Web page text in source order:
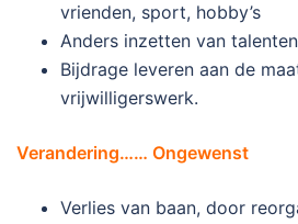
vrienden, sport, hobby’s
Anders inzetten van talenten
Bijdrage leveren aan de
vrijwilligerswerk.
Verandering…… Ongewenst
Verlies van baan, door